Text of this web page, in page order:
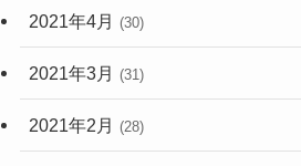
2021年4月 (30)
2021年3月 (31)
2021年2月 (28)